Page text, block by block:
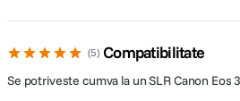
5 Compatibilitate
Se potriveste cumva la un SLR Canon Eos